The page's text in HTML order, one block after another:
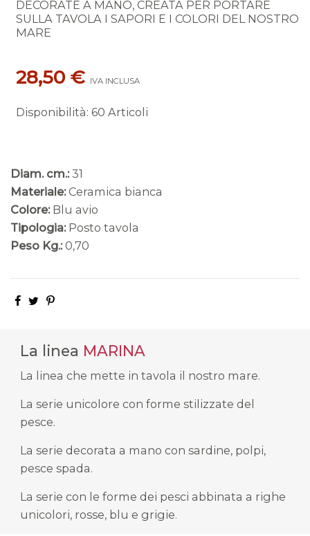
DECORATE A MANO, CREATA PER PORTARE
SULLA TAVOLA I SAPORI E I COLORI DEL NOSTRO
MARE
28,50 € IVA INCLUSA
Disponibilità: 60 Articoli
Diam. cm.: 31
Materiale: Ceramica bianca
Colore: Blu avio
Tipologia: Posto tavola
Peso Kg.: 0,70
La linea MARINA
La linea che mette in tavola il nostro mare.
La serie unicolore con forme stilizzate del
pesce.
La serie decorata a mano con sardine, polpi,
pesce spada.
La serie con le forme dei pesci abbinata a righe
unicolori, rosse, blu e grigie.